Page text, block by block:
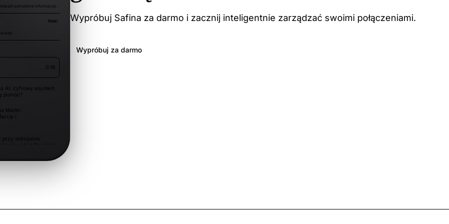
potrzebne informacje.
Niski
0:16
AI, cyfrowy asystent
pomóc?
Martin.
i
przy wdrożeniu
pakiet Standard
Wypróbuj Safina za darmo i zacznij inteligentnie zarządzać swoimi połączeniami.
Wypróbuj za darmo